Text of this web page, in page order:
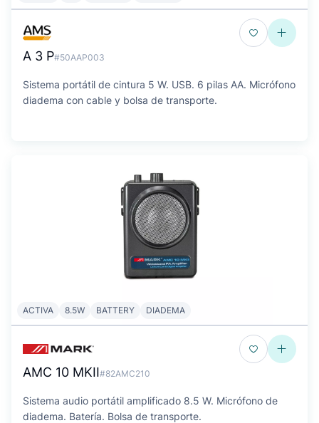
A 3 P#50AAP003
Sistema portátil de cintura 5 W. USB. 6 pilas AA. Micrófono
diadema con cable y bolsa de transporte.
ACTIVA 8.5W BATTERY DIADEMA
AMC 10 MKII#82AMC210
Sistema audio portátil amplificado 8.5 W. Micrófono de
diadema. Batería. Bolsa de transporte.